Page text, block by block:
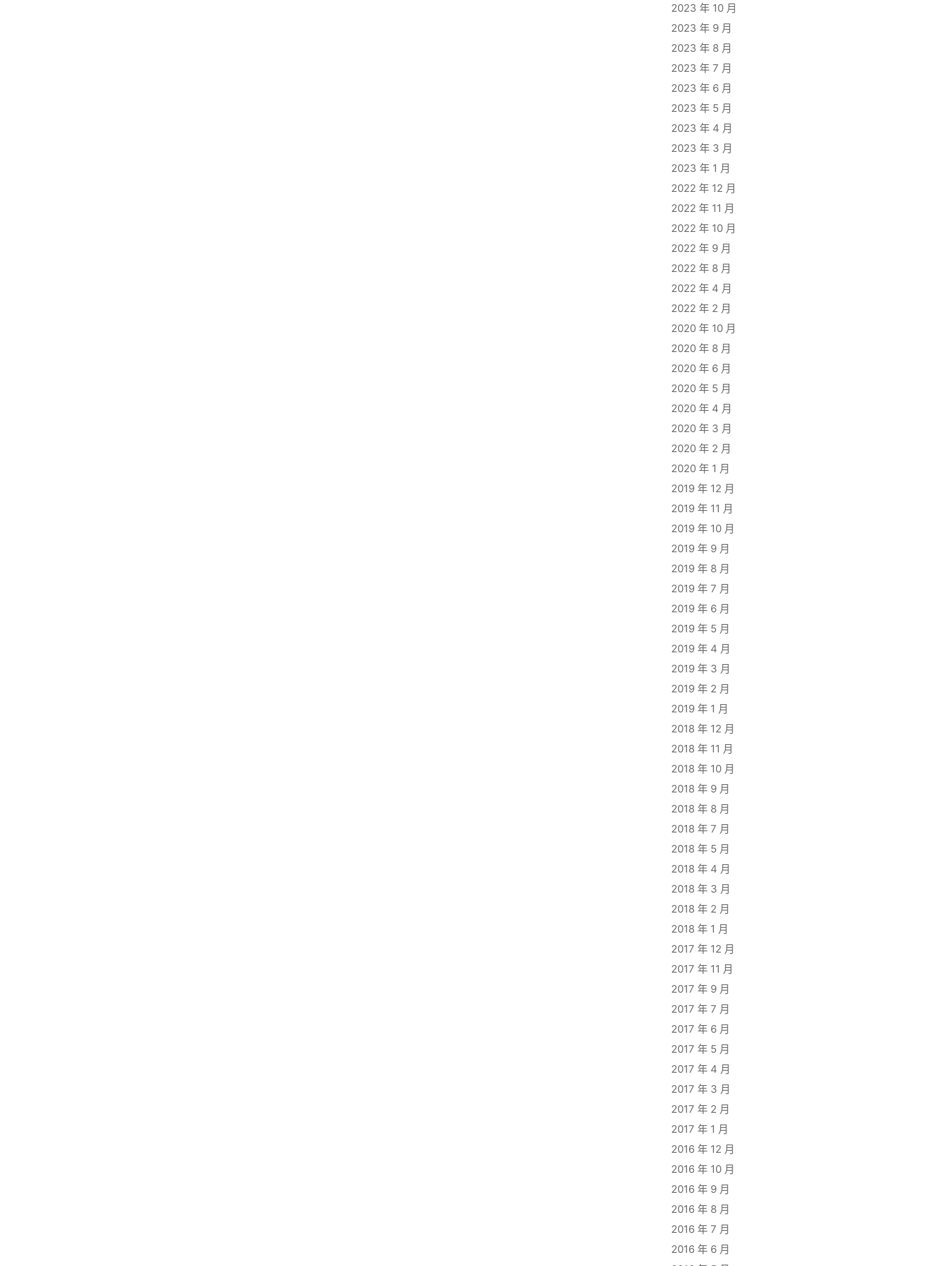
2023 年 10 月
2023 年 9 月
2023 年 8 月
2023 年 7 月
2023 年 6 月
2023 年 5 月
2023 年 4 月
2023 年 3 月
2023 年 1 月
2022 年 12 月
2022 年 11 月
2022 年 10 月
2022 年 9 月
2022 年 8 月
2022 年 4 月
2022 年 2 月
2020 年 10 月
2020 年 8 月
2020 年 6 月
2020 年 5 月
2020 年 4 月
2020 年 3 月
2020 年 2 月
2020 年 1 月
2019 年 12 月
2019 年 11 月
2019 年 10 月
2019 年 9 月
2019 年 8 月
2019 年 7 月
2019 年 6 月
2019 年 5 月
2019 年 4 月
2019 年 3 月
2019 年 2 月
2019 年 1 月
2018 年 12 月
2018 年 11 月
2018 年 10 月
2018 年 9 月
2018 年 8 月
2018 年 7 月
2018 年 5 月
2018 年 4 月
2018 年 3 月
2018 年 2 月
2018 年 1 月
2017 年 12 月
2017 年 11 月
2017 年 9 月
2017 年 7 月
2017 年 6 月
2017 年 5 月
2017 年 4 月
2017 年 3 月
2017 年 2 月
2017 年 1 月
2016 年 12 月
2016 年 10 月
2016 年 9 月
2016 年 8 月
2016 年 7 月
2016 年 6 月